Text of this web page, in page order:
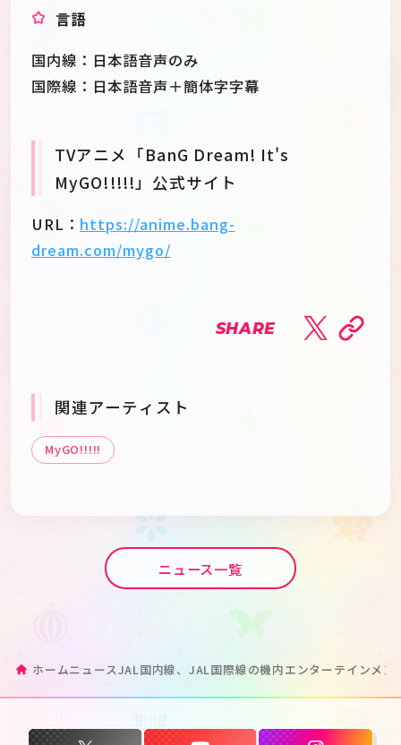
言語
国内線：日本語音声のみ
国際線：日本語音声＋簡体字字幕
TVアニメ「BanG Dream! It's
MyGO!!!!!」公式サイト
URL： https://anime.bang-
dream.com/mygo/
SHARE
関連アーティスト
MyGO!!!!!
ニュース一覧
ホームニュースJAL国内線、JAL国際線の機内エンターテインメ